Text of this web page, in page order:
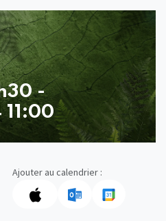
-
Ajouter au calendrier :